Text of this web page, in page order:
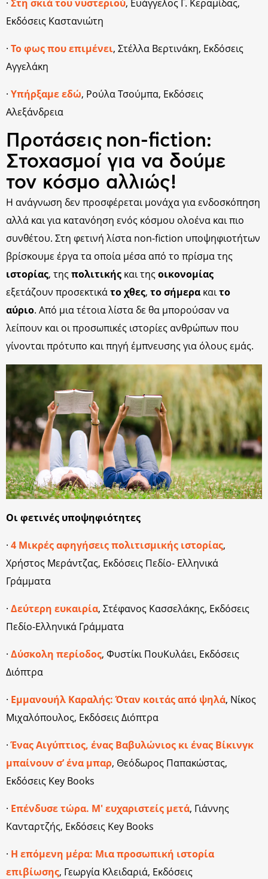
· Στη σκιά του νυστεριού, Ευάγγελος Γ. Κεραμίδας,
Εκδόσεις Καστανιώτη
· Το φως που επιμένει, Στέλλα Βερτινάκη, Εκδόσεις
Αγγελάκη
· Υπήρξαμε εδώ, Ρούλα Τσούμπα, Εκδόσεις
Αλεξάνδρεια
Προτάσεις non-fiction:
Στοχασμοί για να δούμε
τον κόσμο αλλιώς!
Η ανάγνωση δεν προσφέρεται μονάχα για ενδοσκόπηση
αλλά και για κατανόηση ενός κόσμου ολοένα και πιο
συνθέτου. Στη φετινή λίστα non-fiction υποψηφιοτήτων
βρίσκουμε έργα τα οποία μέσα από το πρίσμα της
ιστορίας, τηςπολιτικής και τηςοικονομίας
εξετάζουν προσεκτικάτο χθες, το σήμερα καιτο
αύριο. Από μια τέτοια λίστα δε θα μπορούσαν να
λείπουν και οι προσωπικές ιστορίες ανθρώπων που
γίνονται πρότυπο και πηγή έμπνευσης για όλους εμάς.
Οι φετινές υποψηφιότητες
· 4 Μικρές αφηγήσεις πολιτισμικής ιστορίας,
Χρήστος Μεράντζας, Εκδόσεις Πεδίο- Ελληνικά
Γράμματα
· Δεύτερη ευκαιρία, Στέφανος Κασσελάκης, Εκδόσεις
Πεδίο-Ελληνικά Γράμματα
· Δύσκολη περίοδος, Φυστίκι ΠουΚυλάει, Εκδόσεις
Διόπτρα
· Εμμανουήλ Καραλής: Όταν κοιτάς από ψηλά, Νίκος
Μιχαλόπουλος, Εκδόσεις Διόπτρα
· Ένας Αιγύπτιος, ένας Βαβυλώνιος κι ένας Βίκινγκ
μπαίνουν σ’ ένα μπαρ, Θεόδωρος Παπακώστας,
Εκδόσεις Key Books
· Επένδυσε τώρα. Μ' ευχαριστείς μετά, Γιάννης
Κανταρτζής, Εκδόσεις Key Books
· Η επόμενη μέρα: Μια προσωπική ιστορία
επιβίωσης, Γεωργία Κλειδαριά, Εκδόσεις